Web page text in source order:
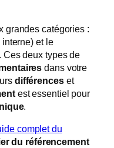
grandes catégories :
et le
Ces deux types de
dans votre
différenceset
est essentiel pour
.
complet du
du référencement